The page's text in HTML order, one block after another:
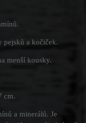
pejsků a kočiček.
menší kousky.
cm.
a minerálů. Je